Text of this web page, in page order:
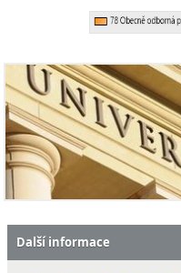
Další informace